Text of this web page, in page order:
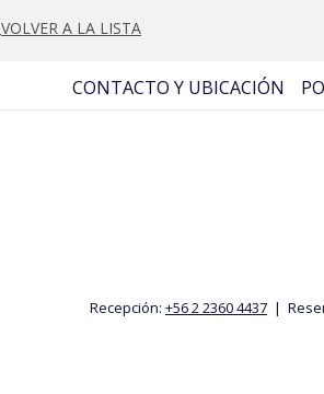
VOLVER A LA LISTA
CONTACTO Y UBICACIÓN
Recepción: +56 2 2360 4437 |